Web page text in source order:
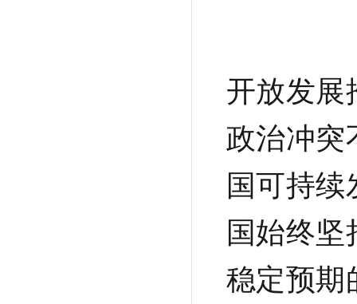
开放发
政治冲
国可持
国始终
稳定预期